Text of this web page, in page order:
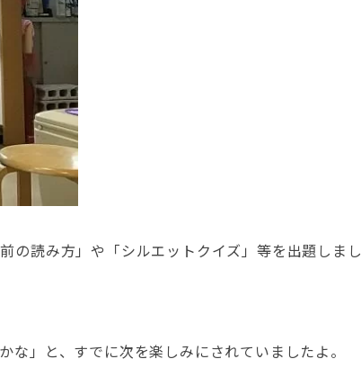
の読み方」や「シルエットクイズ」等を出題しまし
」と、すでに次を楽しみにされていましたよ。